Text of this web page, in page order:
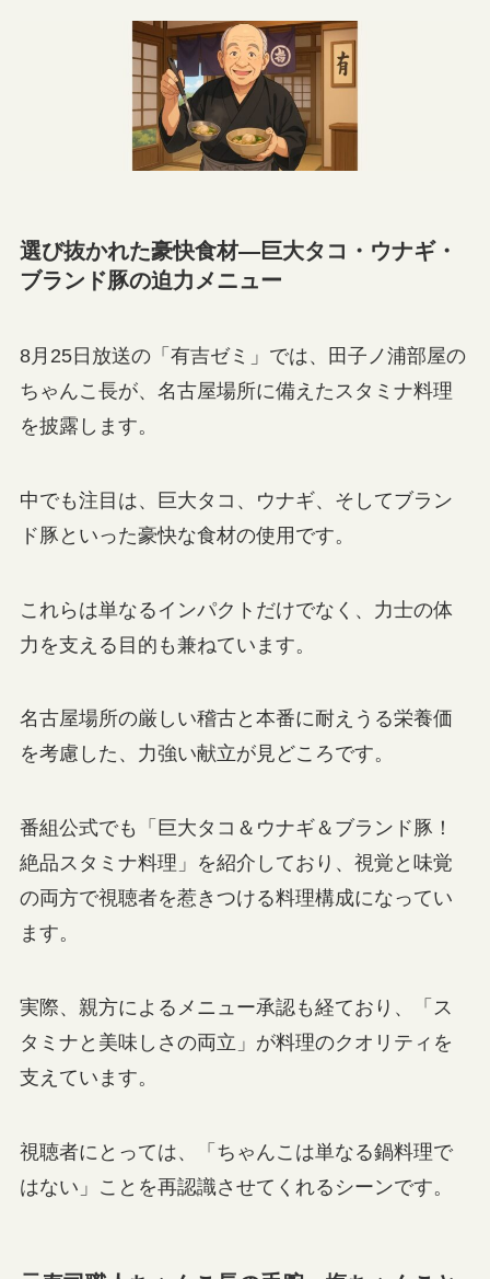
選び抜かれた豪快食材—巨大タコ・ウナギ・
ブランド豚の迫力メニュー
8月25日放送の「有吉ゼミ」では、田子ノ浦部屋の
ちゃんこ長が、名古屋場所に備えたスタミナ料理
を披露します。
中でも注目は、巨大タコ、ウナギ、そしてブラン
ド豚といった豪快な食材の使用です。
これらは単なるインパクトだけでなく、力士の体
力を支える目的も兼ねています。
名古屋場所の厳しい稽古と本番に耐えうる栄養価
を考慮した、力強い献立が見どころです。
番組公式でも「巨大タコ＆ウナギ＆ブランド豚！
絶品スタミナ料理」を紹介しており、視覚と味覚
の両方で視聴者を惹きつける料理構成になってい
ます。
実際、親方によるメニュー承認も経ており、「ス
タミナと美味しさの両立」が料理のクオリティを
支えています。
視聴者にとっては、「ちゃんこは単なる鍋料理で
はない」ことを再認識させてくれるシーンです。